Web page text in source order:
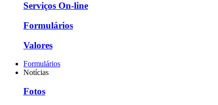
Serviços On-line
Formulários
Valores
Formulários
Notícias
Fotos